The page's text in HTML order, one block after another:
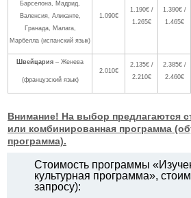
Барселона, Мадрид,
Валенсия, Аликанте,
Гранада, Малага,
Марбелла (испанский язык)
1.090€
1.190€ /
1.265€
1.390€ /
1.465€
Швейцария – Женева
(французский язык)
2.010€
2.135€ /
2.210€
2.385€ /
2.460€
Внимание! На выбор предлагаются
или комбинированная программа
программа).
Стоимость программы
культурная программа»,
запросу):